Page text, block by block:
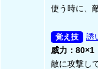
使う時に、
誘
威力：80×1
敵に攻撃し